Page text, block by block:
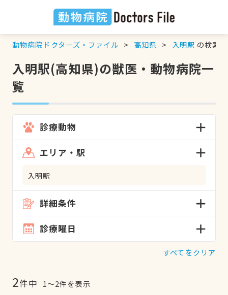
動物病院ドクターズ・ファイル 高知県 入明駅 の検索
入明駅(高知県)の獣医・動物病院一
覧
診療動物
エリア・駅
入明駅
詳細条件
診療曜日
すべてをクリア
2件中 1〜2件を表示